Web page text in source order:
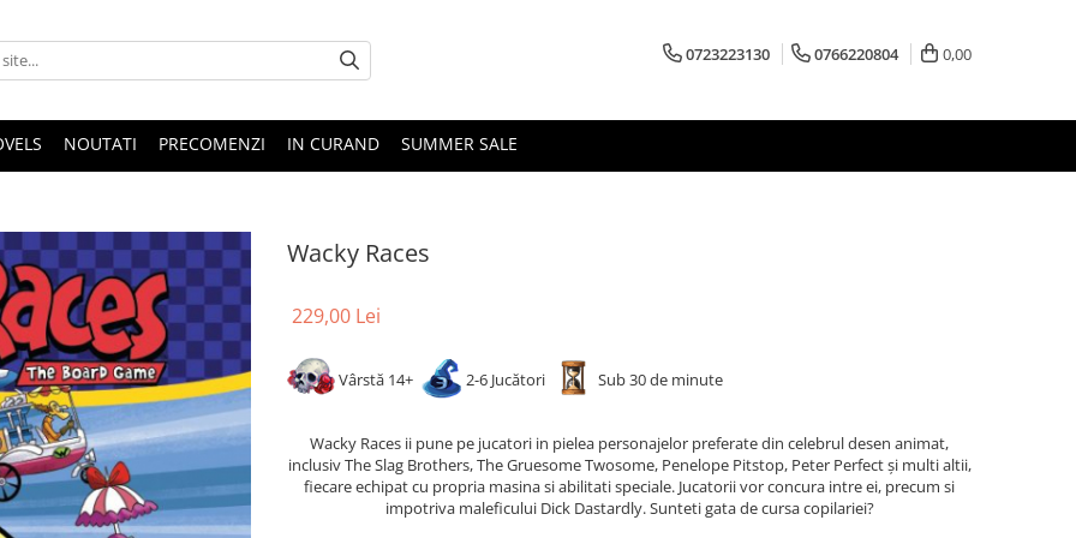
0723223130 0766220804 0,00
NOUTATI PRECOMENZI IN CURAND SUMMER SALE
Wacky Races
229,00 Lei
Vârstă 14+ 2-6 Jucători Sub 30 de minute
Wacky Races ii pune pe jucatori in pielea personajelor preferate din celebrul desen animat,
inclusiv The Slag Brothers, The Gruesome Twosome, Penelope Pitstop, Peter Perfect și multi altii,
fiecare echipat cu propria masina si abilitati speciale. Jucatorii vor concura intre ei, precum si
impotriva maleficului Dick Dastardly. Sunteti gata de cursa copilariei?